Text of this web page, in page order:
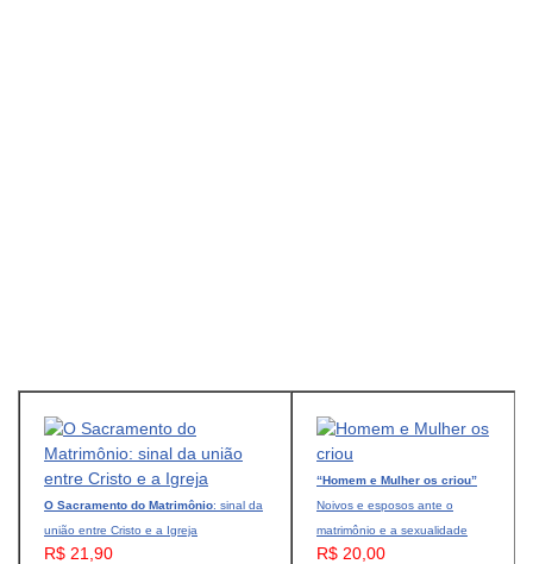
O Sacramento do Matrimônio: sinal da
união entre Cristo e a Igreja
R$ 21,90
“Homem e Mulher os criou”
Noivos e esposos ante o
matrimônio e a sexualidade
R$ 20,00